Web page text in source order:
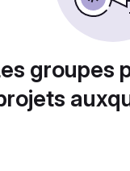
groupes